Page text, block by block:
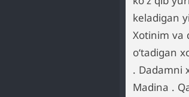
keladigan
Xotinim va
oʻtadigan
. Dadamni
Madina .